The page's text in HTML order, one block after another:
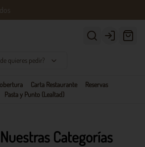
Login
quieres pedir?
Carta Restaurante
Reservas
Pasta y Punto (Lealtad)
Categorías